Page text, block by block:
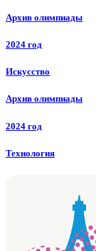
Архив олимпиады
2024 год
Искусство
Архив олимпиады
2024 год
Технология